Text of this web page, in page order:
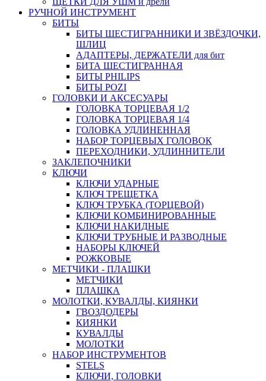
РУЧНОЙ ИНСТРУМЕНТ
БИТЫ
БИТЫ ШЕСТИГРАННИКИ И ЗВЁЗДОЧКИ,
ШЛИЦ
АДАПТЕРЫ, ДЕРЖАТЕЛИ для бит
БИТА ШЕСТИГРАННАЯ
БИТЫ PHILIPS
БИТЫ POZI
ГОЛОВКИ И АКСЕСУАРЫ
ГОЛОВКА ТОРЦЕВАЯ 1/2
ГОЛОВКА ТОРЦЕВАЯ 1/4
ГОЛОВКА УДЛИНЕННАЯ
НАБОР ТОРЦЕВЫХ ГОЛОВОК
ПЕРЕХОДНИКИ, УДЛИННИТЕЛИ
ЗАКЛЕПОЧНИКИ
КЛЮЧИ
КЛЮЧИ УДАРНЫЕ
КЛЮЧ ТРЕЩЕТКА
КЛЮЧ ТРУБКА (ТОРЦЕВОЙ)
КЛЮЧИ КОМБИНИРОВАННЫЕ
КЛЮЧИ НАКИДНЫЕ
КЛЮЧИ ТРУБНЫЕ И РАЗВОДНЫЕ
НАБОРЫ КЛЮЧЕЙ
РОЖКОВЫЕ
МЕТЧИКИ - ПЛАШКИ
МЕТЧИКИ
ПЛАШКА
МОЛОТКИ, КУВАЛДЫ, КИЯНКИ
ГВОЗДОДЕРЫ
КИЯНКИ
КУВАЛДЫ
МОЛОТКИ
НАБОР ИНСТРУМЕНТОВ
STELS
КЛЮЧИ, ГОЛОВКИ